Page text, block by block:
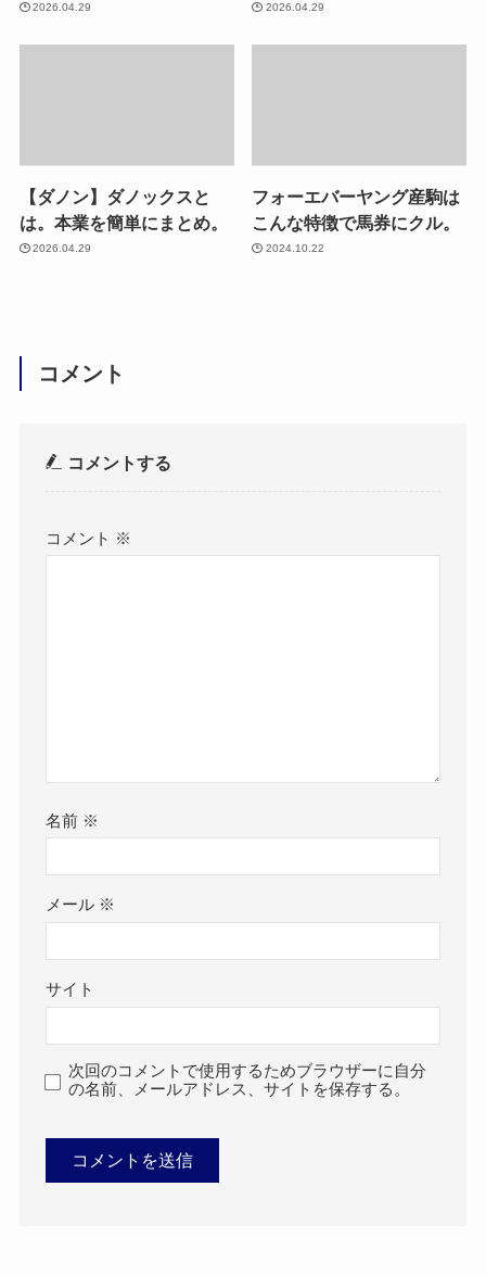
2026.04.29 2026.04.29
【ダノン】ダノックスと
は。本業を簡単にまとめ。
2026.04.29
フォーエバーヤング産駒は
こんな特徴で馬券にクル。
2024.10.22
コメント
コメントする
コメント ※
名前 ※
メール ※
サイト
次回のコメントで使用するためブラウザーに自分
の名前、メールアドレス、サイトを保存する。